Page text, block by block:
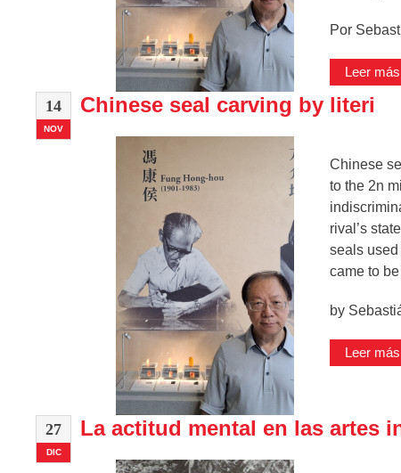
Por
Leer
14
NOV
Chinese seal carving by literi
Chinese
to the 2n
rival’s
seals
came to
by
Leer
27
DIC
La actitud mental en las artes